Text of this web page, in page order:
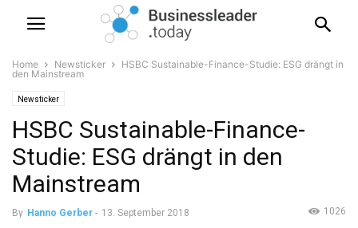
Home Newsticker
HSBC Sustainable-Finance-Studie: ESG drängt in
den Mainstream
Newsticker
HSBC Sustainable-Finance-
Studie: ESG drängt in den
Mainstream
By Hanno Gerber - 13. September 2018 1026